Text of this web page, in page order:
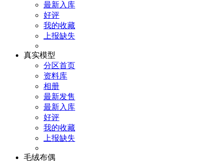
最新入库
好评
我的收藏
上报缺失
真实模型
分区首页
资料库
相册
最新发售
最新入库
好评
我的收藏
上报缺失
毛绒布偶